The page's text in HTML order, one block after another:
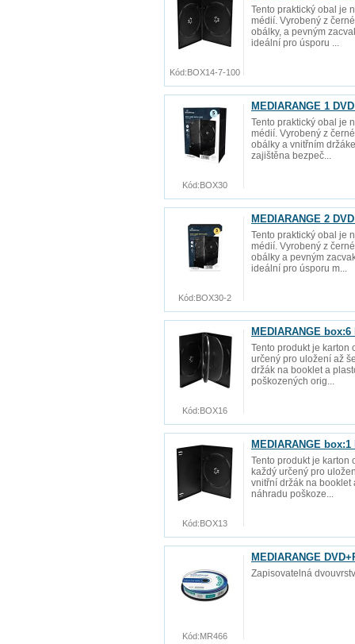
Tento praktický obal je
médií. Vyrobený z
obálky, a pevným
ideální pro úsporu ...
Kód:BOX14-7-100
MEDIARANGE 1
Tento praktický obal je
médií. Vyrobený z
obálky a vnitřním
zajištěna bezpeč...
Kód:BOX30
MEDIARANGE 2
Tento praktický obal je
médií. Vyrobený z
obálky a pevným
ideální pro úsporu m...
Kód:BOX30-2
MEDIARANGE
Tento produkt je karton
určený pro uložení až
držák na booklet a
poškozených orig...
Kód:BOX16
MEDIARANGE
Tento produkt je karton
každý určený pro
vnitřní držák na booklet
náhradu poškoze...
Kód:BOX13
MEDIARANGE
Zapisovatelná
Kód:MR466